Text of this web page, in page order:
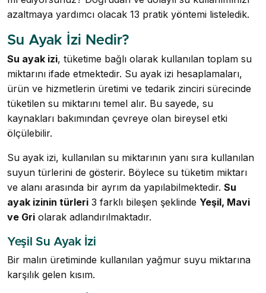
azaltmaya yardımcı olacak 13 pratik yöntemi listeledik.
Su Ayak İzi Nedir?
Su ayak izi, tüketime bağlı olarak kullanılan toplam su
miktarını ifade etmektedir. Su ayak izi hesaplamaları,
ürün ve hizmetlerin üretimi ve tedarik zinciri sürecinde
tüketilen su miktarını temel alır. Bu sayede, su
kaynakları bakımından çevreye olan bireysel etki
ölçülebilir.
Su ayak izi, kullanılan su miktarının yanı sıra kullanılan
suyun türlerini de gösterir. Böylece su tüketim miktarı
ve alanı arasında bir ayrım da yapılabilmektedir. Su
ayak izinin türleri 3 farklı bileşen şeklinde Yeşil, Mavi
ve Gri olarak adlandırılmaktadır.
Yeşil Su Ayak İzi
Bir malın üretiminde kullanılan yağmur suyu miktarına
karşılık gelen kısım.